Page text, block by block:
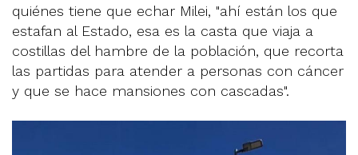
quiénes tiene que echar Milei, "ahí están los que
estafan al Estado, esa es la casta que viaja a
costillas del hambre de la población, que recorta
las partidas para atender a personas con cáncer
y que se hace mansiones con cascadas".